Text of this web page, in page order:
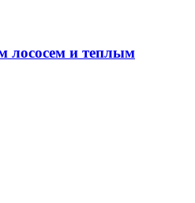
лососем и теплым